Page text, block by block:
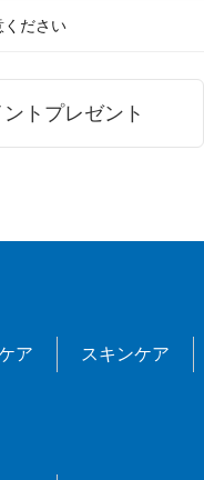
ください
トプレゼント
ア スキンケア